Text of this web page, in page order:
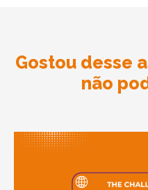
Gostou desse
não